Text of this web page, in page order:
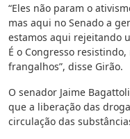
“Eles não param o
mas aqui no Senado a
estamos aqui rejeitando
É o Congresso
frangalhos”, disse Girão.
O senador Jaime
que a liberação das
circulação das